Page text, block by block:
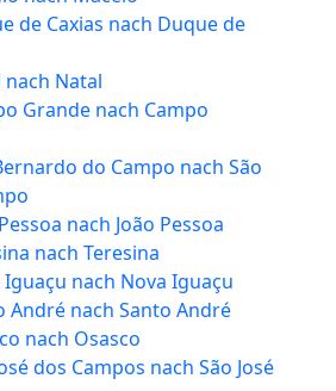
de Caxias nach Duque de
Natal
Grande nach Campo
do Campo nach São
nach João Pessoa
nach Teresina
nach Nova Iguaçu
André nach Santo André
nach Osasco
dos Campos nach São José